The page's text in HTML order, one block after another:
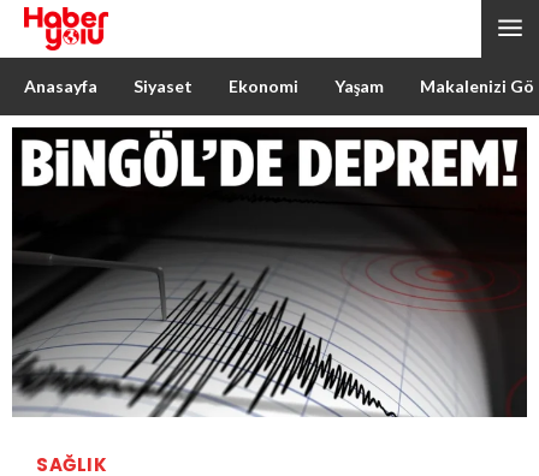
Anasayfa Siyaset Ekonomi Yaşam Makalenizi
SAĞLIK